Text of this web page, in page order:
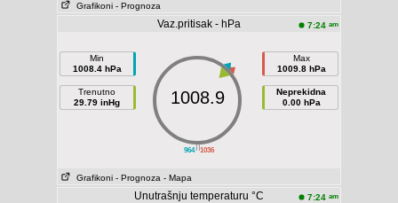
Grafikoni - Prognoza
Vaz.pritisak - hPa 7:24 am
Min
1008.4 hPa
Trenutno
29.79 inHg
||
964 1036
1008.9
Max
1009.8 hPa
Neprekidna
0.00 hPa
Grafikoni - Prognoza - Mapa
Unutrašnju temperaturu °C 7:24 am